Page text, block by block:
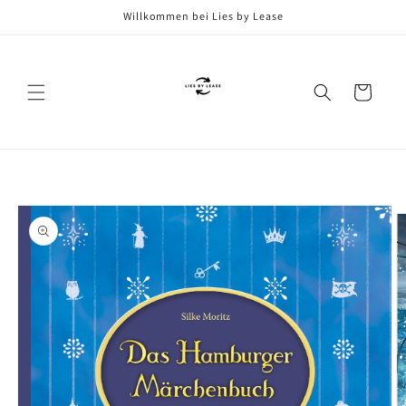
Willkommen bei Lies by Lease
Warenkorb